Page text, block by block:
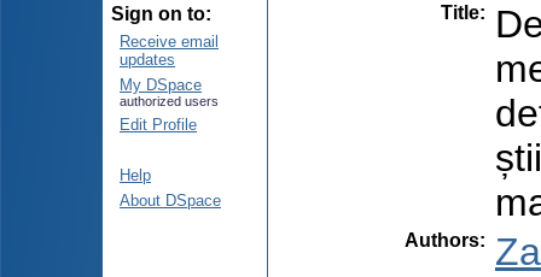
Sign on to:
Receive email
updates
My DSpace
authorized users
Edit Profile
Help
About DSpace
Title:
Authors: